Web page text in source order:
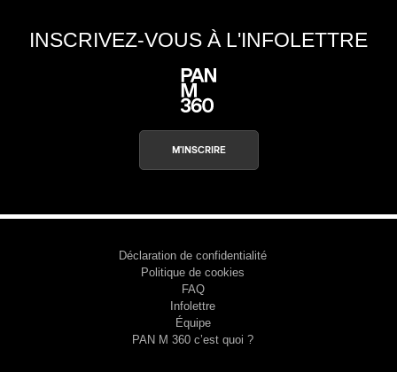
INSCRIVEZ-VOUS À L'INFOLETTRE
M'INSCRIRE
Déclaration de confidentialité
Politique de cookies
FAQ
Infolettre
Équipe
PAN M 360 c’est quoi ?